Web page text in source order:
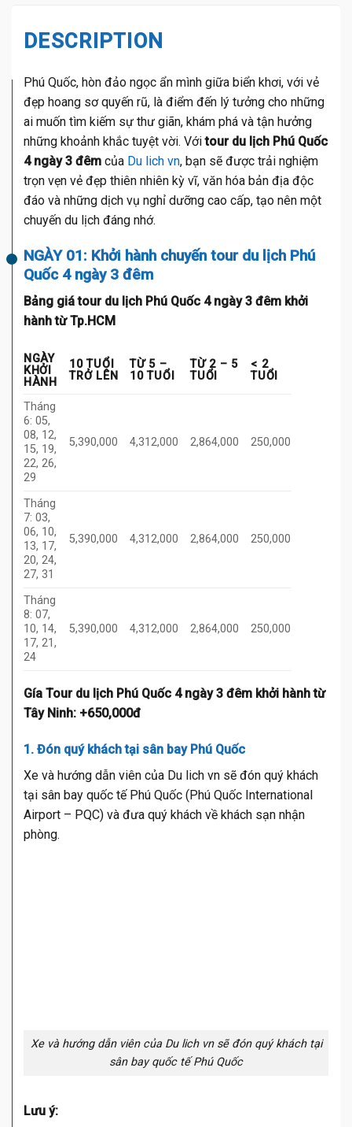
DESCRIPTION
Phú Quốc, hòn đảo ngọc ẩn mình giữa biển khơi, với vẻ
đẹp hoang sơ quyến rũ, là điểm đến lý tưởng cho những
ai muốn tìm kiếm sự thư giãn, khám phá và tận hưởng
những khoảnh khắc tuyệt vời. Vớitour du lịch Phú Quốc
4 ngày 3 đêm của Du lich vn, bạn sẽ được trải nghiệm
trọn vẹn vẻ đẹp thiên nhiên kỳ vĩ, văn hóa bản địa độc
đáo và những dịch vụ nghỉ dưỡng cao cấp, tạo nên một
chuyến du lịch đáng nhớ.
NGÀY 01: Khởi hành chuyến tour du lịch Phú
Quốc 4 ngày 3 đêm
Bảng giá tour du lịch Phú Quốc 4 ngày 3 đêm khởi
hành từ Tp.HCM
NGÀY
KHỞI
HÀNH
10 TUỔI
TRỞ LÊN
TỪ 5 –
10 TUỔI
TỪ 2 – 5
TUỔI
< 2
TUỔI
Tháng
6: 05,
08, 12,
15, 19,
22, 26,
29
5,390,000 4,312,000 2,864,000 250,000
Tháng
7: 03,
06, 10,
13, 17,
20, 24,
27, 31
5,390,000 4,312,000 2,864,000 250,000
Tháng
8: 07,
10, 14,
17, 21,
24
5,390,000 4,312,000 2,864,000 250,000
Gía Tour du lịch Phú Quốc 4 ngày 3 đêm khởi hành từ
Tây Ninh: +650,000đ
1. Đón quý khách tại sân bay Phú Quốc
Xe và hướng dẫn viên của Du lich vn sẽ đón quý khách
tại sân bay quốc tế Phú Quốc (Phú Quốc International
Airport – PQC) và đưa quý khách về khách sạn nhận
phòng.
Xe và hướng dẫn viên của Du lich vn sẽ đón quý khách tại
sân bay quốc tế Phú Quốc
Lưu ý: